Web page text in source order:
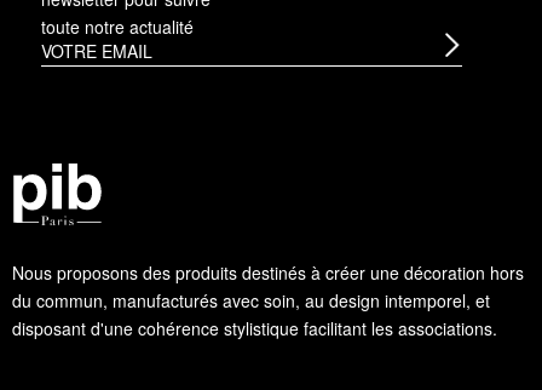
Nous proposons des produits destinés à créer une décoration hors
du commun, manufacturés avec soin, au design intemporel, et
disposant d'une cohérence stylistique facilitant les associations.
toute notre actualité